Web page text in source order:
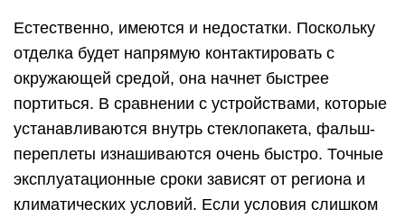
Естественно, имеются и недостатки. Поскольку
отделка будет напрямую контактировать с
окружающей средой, она начнет быстрее
портиться. В сравнении с устройствами, которые
устанавливаются внутрь стеклопакета, фальш-
переплеты изнашиваются очень быстро. Точные
эксплуатационные сроки зависят от региона и
климатических условий. Если условия слишком